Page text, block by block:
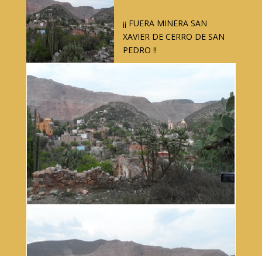
¡¡ FUERA MINERA SAN
XAVIER DE CERRO DE SAN
PEDRO !!